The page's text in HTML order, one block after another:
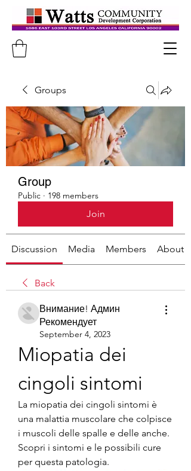
Groups
Group
Public · 198 members
Join
Discussion Media Members About
Back
Внимание! Админ
Рекомендует
September 4, 2023
Miopatia dei
cingoli sintomi
La miopatia dei cingoli sintomi è
una malattia muscolare che colpisce
i muscoli delle spalle e delle anche.
Scopri i sintomi e le possibili cure
per questa patologia.